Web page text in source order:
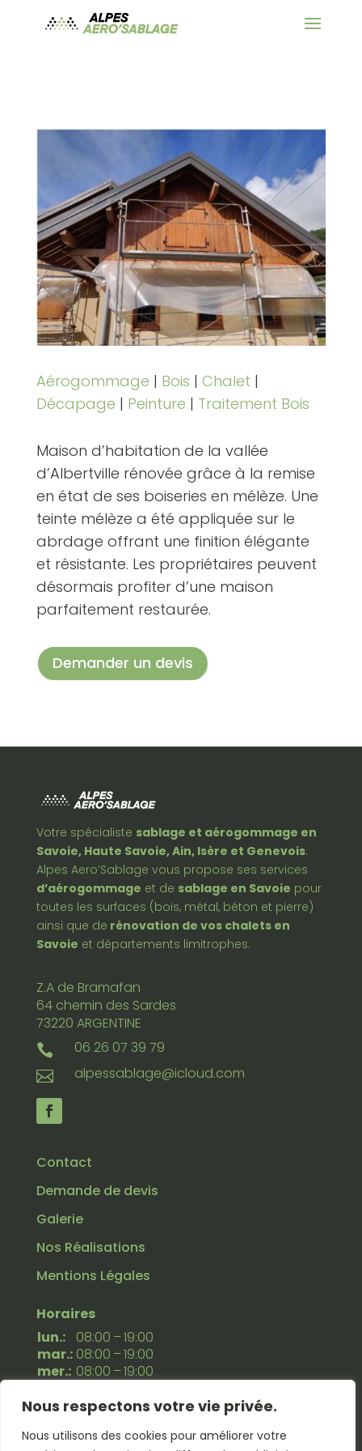
Nous respectons votre vie privée.
Nous utilisons des cookies pour améliorer votre
Aérogommage | Bois | Chalet |
Décapage | Peinture | Traitement Bois
Maison d’habitation de la vallée
d’Albertville rénovée grâce à la remise
en état de ses boiseries en mélèze. Une
teinte mélèze a été appliquée sur le
abrdage offrant une finition élégante
et résistante. Les propriétaires peuvent
désormais profiter d’une maison
parfaitement restaurée.
Demander un devis
Votre spécialiste sablage et aérogommage en
Savoie, Haute Savoie, Ain, Isère et Genevois.
Alpes Aero’Sablage vous propose ses services
d’aérogommage et de sablage en Savoie pour
toutes les surfaces (bois, métal, béton et pierre)
ainsi que de rénovation de vos chalets en
Savoie et départements limitrophes.
Z.A de Bramafan
64 chemin des Sardes
73220 ARGENTINE
 06 26 07 39 79
 alpessablage@icloud.com
Contact
Demande de devis
Galerie
Nos Réalisations
Mentions Légales
Horaires
lun.:
08:00 – 19:00
mar.: 08:00 – 19:00
mer.: 08:00 – 19:00
ven.: 08:00 – 19:00
dim.: Fermé